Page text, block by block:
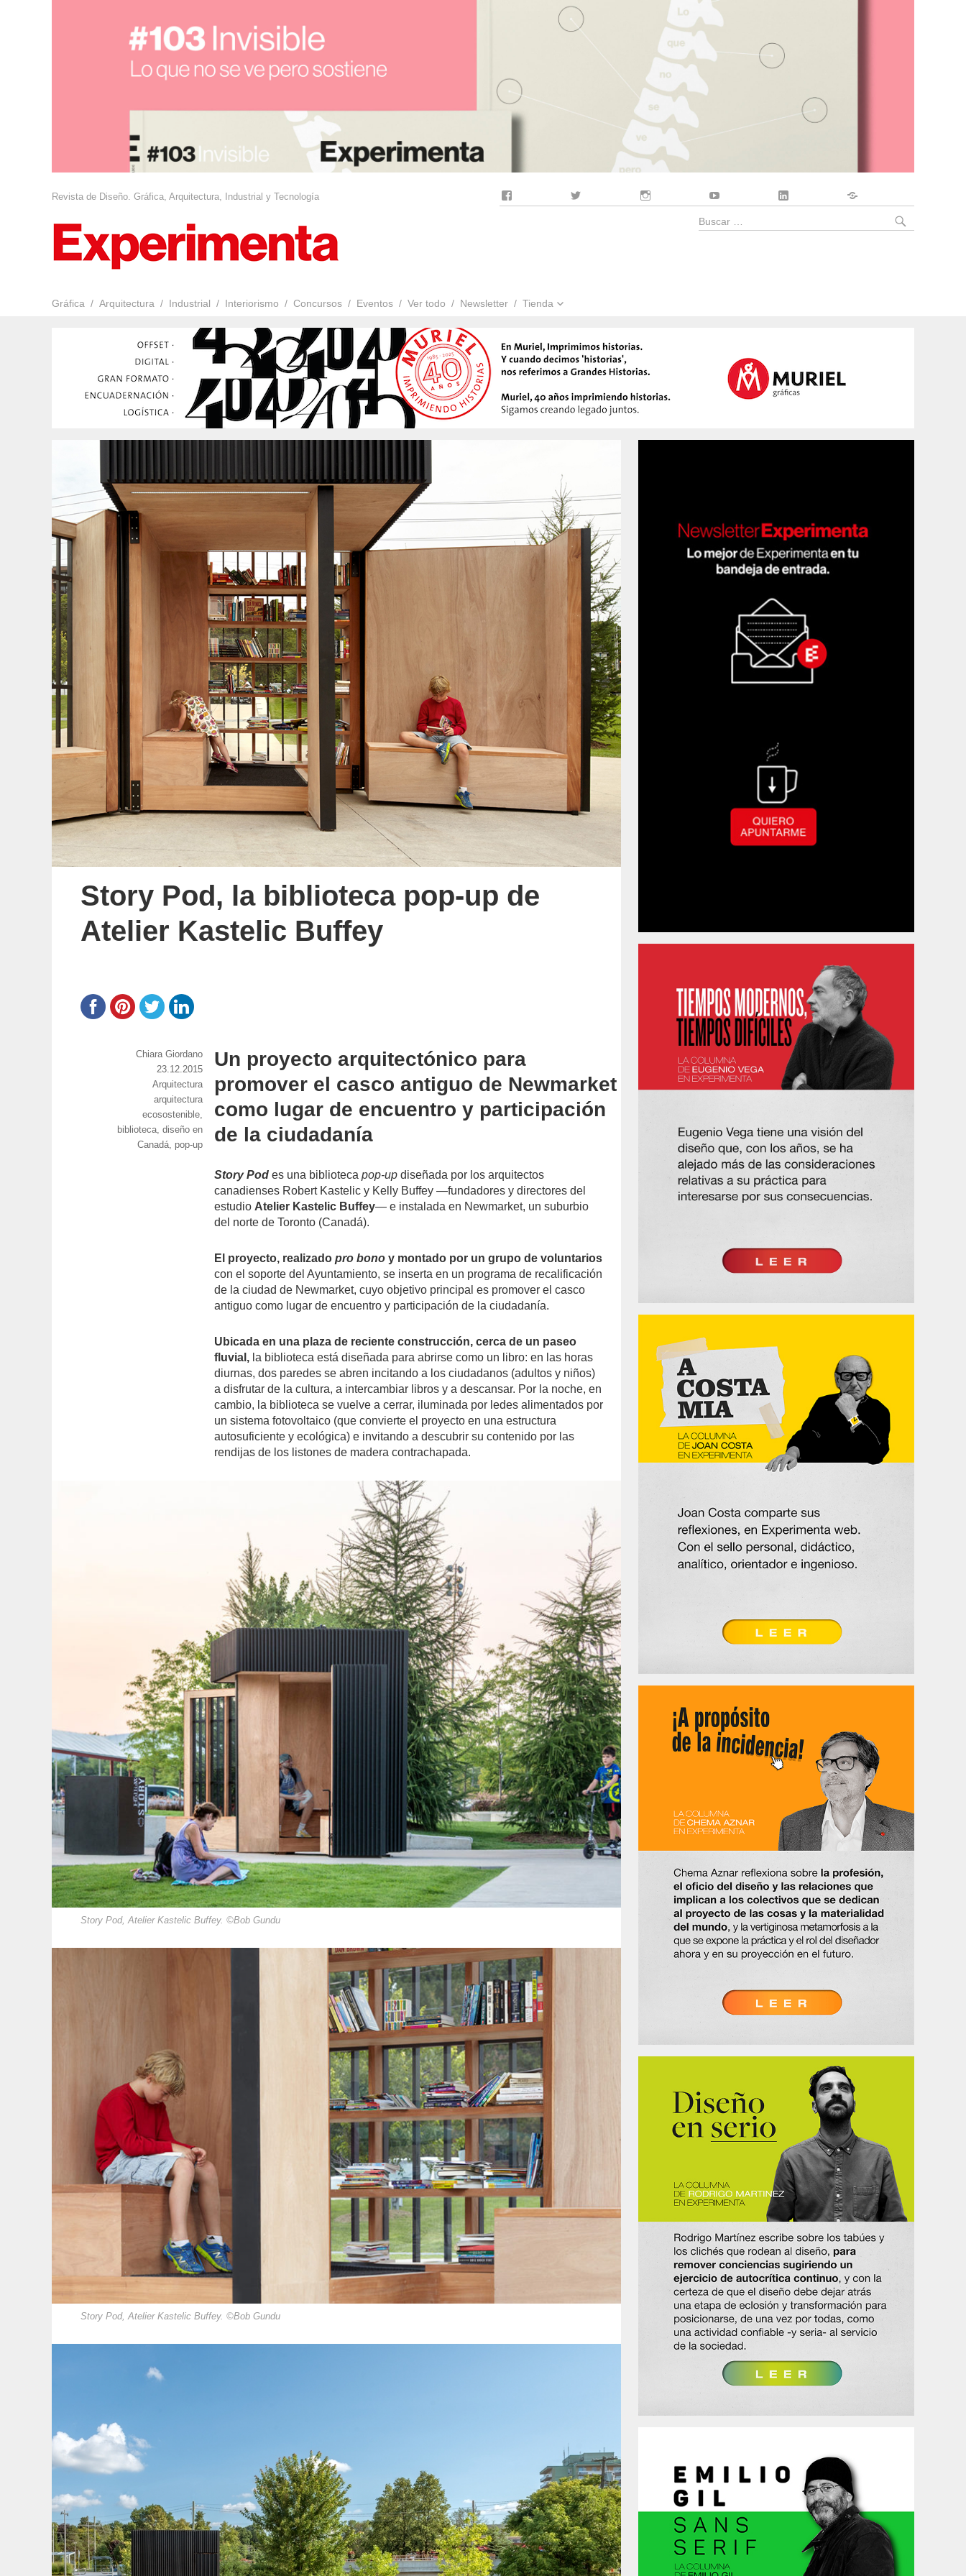
Revista de Diseño. Gráfica, Arquitectura, Industrial y Tecnología
Gráfica Arquitectura Industrial Interiorismo Concursos Eventos Ver todo Newsletter Tienda
Buscar
Story Pod, la biblioteca pop-up de
Atelier Kastelic Buffey
Un proyecto arquitectónico para
promover el casco antiguo de Newmarket
como lugar de encuentro y participación
de la ciudadanía
Story Pod es una bibliotecapop-up diseñada por los arquitectos
canadienses Robert Kastelic y Kelly Buffey —fundadores y directores del
estudio Atelier Kastelic Buffey— e instalada en Newmarket, un suburbio
del norte de Toronto (Canadá).
El proyecto, realizadopro bono y montado por un grupo de voluntarios
con el soporte del Ayuntamiento, se inserta en un programa de recalificación
de la ciudad de Newmarket, cuyo objetivo principal es promover el casco
antiguo como lugar de encuentro y participación de la ciudadanía.
Ubicada en una plaza de reciente construcción, cerca de un paseo
fluvial, la biblioteca está diseñada para abrirse como un libro: en las horas
diurnas, dos paredes se abren incitando a los ciudadanos (adultos y niños)
a disfrutar de la cultura, a intercambiar libros y a descansar. Por la noche, en
cambio, la biblioteca se vuelve a cerrar, iluminada por ledes alimentados por
un sistema fotovoltaico (que convierte el proyecto en una estructura
autosuficiente y ecológica) e invitando a descubrir su contenido por las
rendijas de los listones de madera contrachapada.
Story Pod, Atelier Kastelic Buffey. ©Bob Gundu
Story Pod, Atelier Kastelic Buffey. ©Bob Gundu
https://www.experimenta.es/author/chiara-
giordano/
Chiara Giordano
Publicado
el
23.12.2015
Categorías
Arquitectura
Etiquetas
arquitectura
ecosostenible,
biblioteca,diseño en
Canadá, pop-up